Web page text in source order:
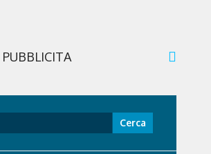
PUBBLICITA